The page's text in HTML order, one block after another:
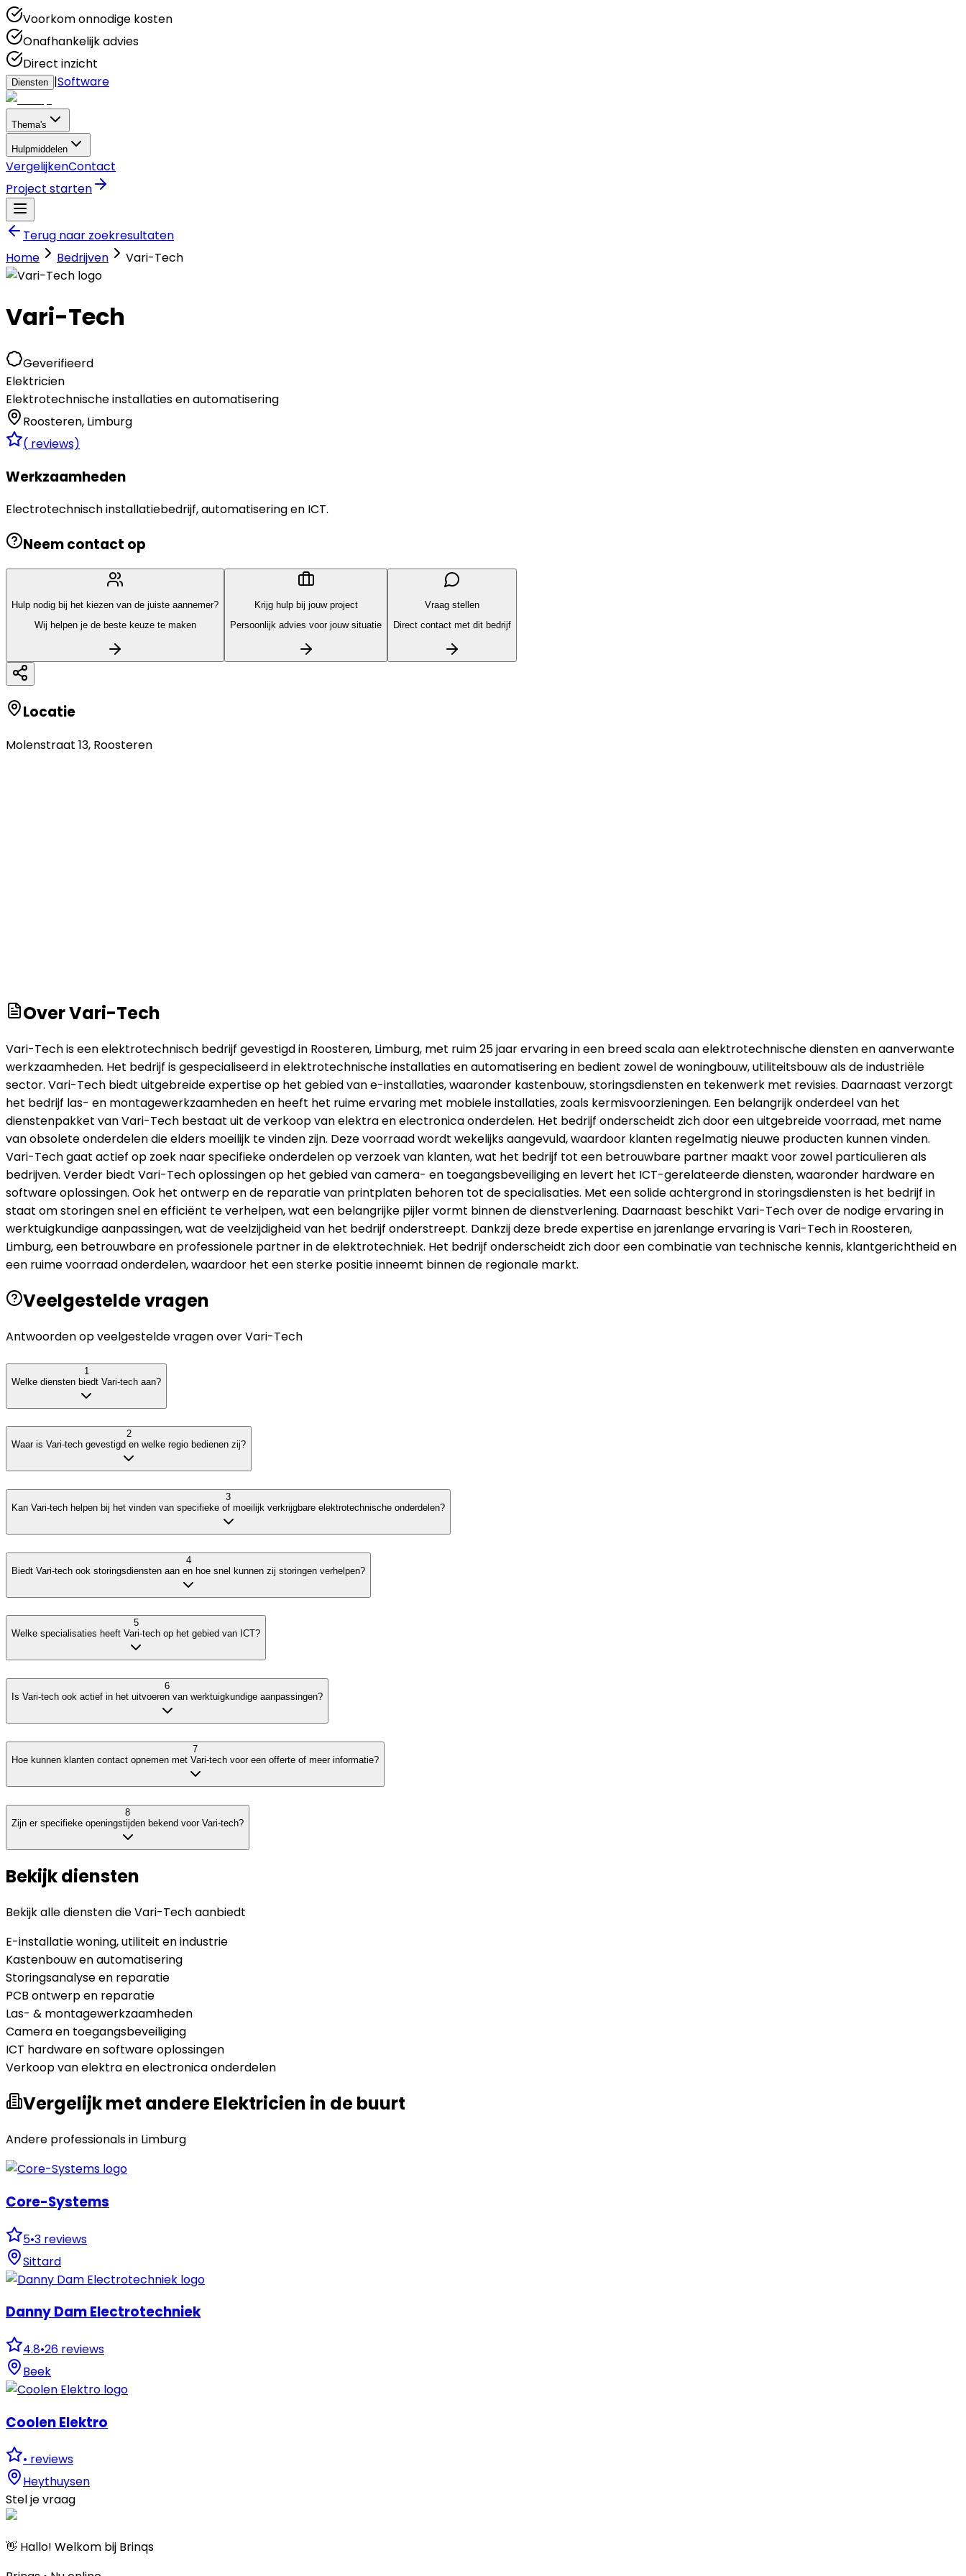
Voorkom onnodige kosten
Onafhankelijk advies
Direct inzicht
Diensten |Software
Thema's
Hulpmiddelen
VergelijkenContact
Project starten
Terug naar zoekresultaten
Home
Bedrijven Vari-Tech
Vari-Tech
Geverifieerd
Elektricien
Elektrotechnische installaties en automatisering
Roosteren, Limburg
( reviews)
Werkzaamheden
Electrotechnisch installatiebedrijf, automatisering en ICT.
Neem contact op
Hulp nodig bij het kiezen van de juiste aannemer?
Wij helpen je de beste keuze te maken
Krijg hulp bij jouw project
Persoonlijk advies voor jouw situatie
Vraag stellen
Direct contact met dit bedrijf
Locatie
Molenstraat 13, Roosteren
OverVari-Tech
Vari-Tech is een elektrotechnisch bedrijf gevestigd in Roosteren, Limburg, met ruim 25 jaar ervaring in een breed scala aan elektrotechnische diensten en aanverwante
werkzaamheden. Het bedrijf is gespecialiseerd in elektrotechnische installaties en automatisering en bedient zowel de woningbouw, utiliteitsbouw als de industriële
sector. Vari-Tech biedt uitgebreide expertise op het gebied van e-installaties, waaronder kastenbouw, storingsdiensten en tekenwerk met revisies. Daarnaast verzorgt
het bedrijf las- en montagewerkzaamheden en heeft het ruime ervaring met mobiele installaties, zoals kermisvoorzieningen. Een belangrijk onderdeel van het
dienstenpakket van Vari-Tech bestaat uit de verkoop van elektra en electronica onderdelen. Het bedrijf onderscheidt zich door een uitgebreide voorraad, met name
van obsolete onderdelen die elders moeilijk te vinden zijn. Deze voorraad wordt wekelijks aangevuld, waardoor klanten regelmatig nieuwe producten kunnen vinden.
Vari-Tech gaat actief op zoek naar specifieke onderdelen op verzoek van klanten, wat het bedrijf tot een betrouwbare partner maakt voor zowel particulieren als
bedrijven. Verder biedt Vari-Tech oplossingen op het gebied van camera- en toegangsbeveiliging en levert het ICT-gerelateerde diensten, waaronder hardware en
software oplossingen. Ook het ontwerp en de reparatie van printplaten behoren tot de specialisaties. Met een solide achtergrond in storingsdiensten is het bedrijf in
staat om storingen snel en efficiënt te verhelpen, wat een belangrijke pijler vormt binnen de dienstverlening. Daarnaast beschikt Vari-Tech over de nodige ervaring in
werktuigkundige aanpassingen, wat de veelzijdigheid van het bedrijf onderstreept. Dankzij deze brede expertise en jarenlange ervaring is Vari-Tech in Roosteren,
Limburg, een betrouwbare en professionele partner in de elektrotechniek. Het bedrijf onderscheidt zich door een combinatie van technische kennis, klantgerichtheid en
een ruime voorraad onderdelen, waardoor het een sterke positie inneemt binnen de regionale markt.
Veelgestelde vragen
Antwoorden op veelgestelde vragen overVari-Tech
1
Welke diensten biedt Vari-tech aan?
2
Waar is Vari-tech gevestigd en welke regio bedienen zij?
3
Kan Vari-tech helpen bij het vinden van specifieke of moeilijk verkrijgbare elektrotechnische onderdelen?
4
Biedt Vari-tech ook storingsdiensten aan en hoe snel kunnen zij storingen verhelpen?
5
Welke specialisaties heeft Vari-tech op het gebied van ICT?
6
Is Vari-tech ook actief in het uitvoeren van werktuigkundige aanpassingen?
7
Hoe kunnen klanten contact opnemen met Vari-tech voor een offerte of meer informatie?
8
Zijn er specifieke openingstijden bekend voor Vari-tech?
Bekijk diensten
Bekijk alle diensten dieVari-Techaanbiedt
E-installatie woning, utiliteit en industrie
Kastenbouw en automatisering
Storingsanalyse en reparatie
PCB ontwerp en reparatie
Las- & montagewerkzaamheden
Camera en toegangsbeveiliging
ICT hardware en software oplossingen
Verkoop van elektra en electronica onderdelen
Vergelijk met andere Elektricien in de buurt
Andere professionals in Limburg
Core-Systems
5•3 reviews
Sittard
Danny Dam Electrotechniek
4.8•26 reviews
Beek
Coolen Elektro
• reviews
Heythuysen
Stel je vraag
👋 Hallo! Welkom bij Brinqs